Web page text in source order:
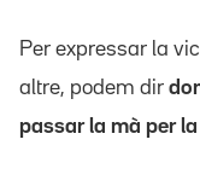
Per expressar la
altre, podem dir
passar la mà per